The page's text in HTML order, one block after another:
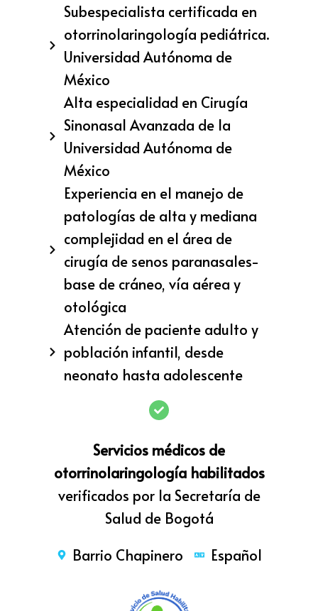
Subespecialista certificada en
otorrinolaringología pediátrica.
Universidad Autónoma de
México
Alta especialidad en Cirugía
Sinonasal Avanzada de la
Universidad Autónoma de
México
Experiencia en el manejo de
patologías de alta y mediana
complejidad en el área de
cirugía de senos paranasales-
base de cráneo, vía aérea y
otológica
Atención de paciente adulto y
población infantil, desde
neonato hasta adolescente
Servicios médicos de
otorrinolaringología habilitados
verificados por la Secretaría de
Salud de Bogotá
Barrio Chapinero
Español